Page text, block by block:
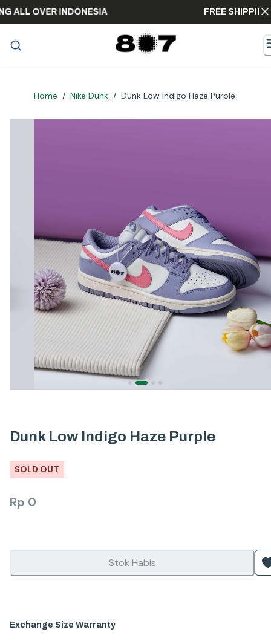
ALL OVER INDONESIA FREE
Home / Nike Dunk / Dunk Low Indigo Haze Purple
Dunk Low Indigo Haze Purple
SOLD OUT
Rp 0
Stok Habis
Exchange Size Warranty